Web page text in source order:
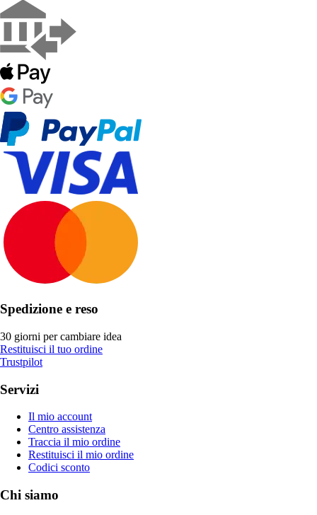
Spedizione e reso
30 giorni per cambiare idea
Restituisci il tuo ordine
Trustpilot
Servizi
Il mio account
Centro assistenza
Traccia il mio ordine
Restituisci il mio ordine
Codici sconto
Chi siamo